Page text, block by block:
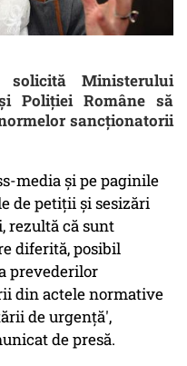
solicită Ministerului
Poliţiei Române să
sancţionatorii
media şi pe paginile
de petiţii şi sesizări
rezultă că sunt
diferită, posibil
prevederilor
din actele normative
de urgenţă',
de presă.